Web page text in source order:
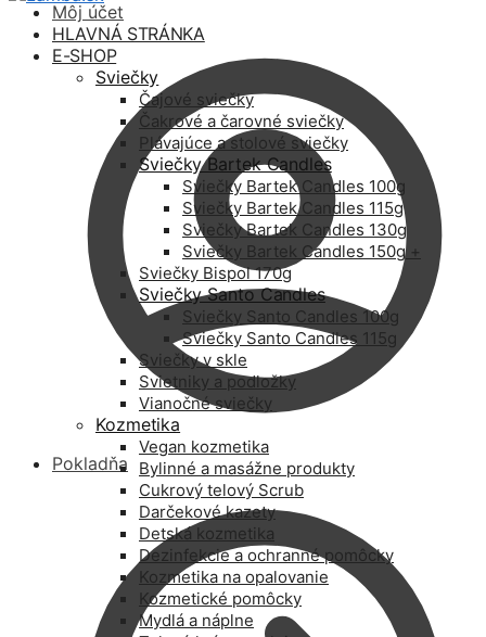
Môj účet
Pokladňa
HLAVNÁ STRÁNKA
E-SHOP
Sviečky
Čajové sviečky
Čakrové a čarovné sviečky
Plávajúce a stolové sviečky
Sviečky Bartek Candles
Sviečky Bartek Candles 100g
Sviečky Bartek Candles 115g
Sviečky Bartek Candles 130g
Sviečky Bartek Candles 150g +
Sviečky Bispol 170g
Sviečky Santo Candles
Sviečky Santo Candles 100g
Sviečky Santo Candles 115g
Sviečky v skle
Svietniky a podložky
Vianočné sviečky
Kozmetika
Vegan kozmetika
Bylinné a masážne produkty
Cukrový telový Scrub
Darčekové kazety
Detská kozmetika
Dezinfekcie a ochranné pomôcky
Kozmetika na opalovanie
Kozmetické pomôcky
Mydlá a náplne